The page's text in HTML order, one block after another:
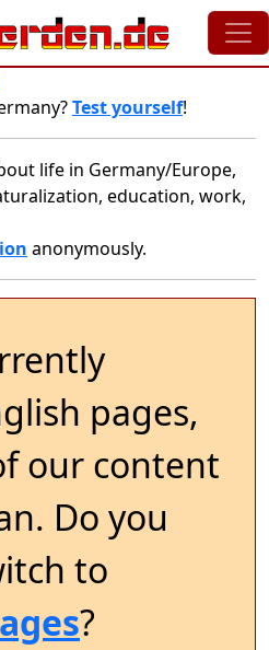
Test yourself!
life in Germany/Europe,
education, work,
anonymously.
pages,
our content
Do you
to
?